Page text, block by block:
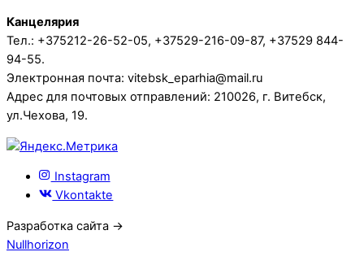
Канцелярия
Тел.: +375212-26-52-05, +37529-216-09-87, +37529 844-
94-55.
Электронная почта: vitebsk_eparhia@mail.ru
Адрес для почтовых отправлений: 210026, г. Витебск,
ул.Чехова, 19.
Instagram
Vkontakte
Разработка сайта →
Nullhorizon